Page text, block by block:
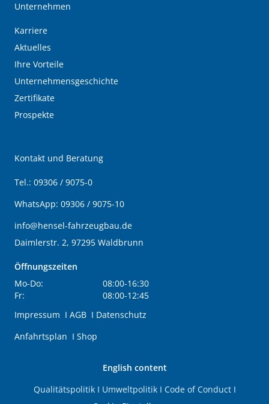
Unternehmen
Karriere
Aktuelles
Ihre Vorteile
Unternehmensgeschichte
Zertifikate
Prospekte
Kontakt und Beratung
Tel.: 09306 / 9075-0
WhatsApp: 09306 / 9075-10
info@hensel-fahrzeugbau.de
Daimlerstr. 2, 97295 Waldbrunn
Öffnungszeiten
Mo-Do:
08:00-16:30
Fr:
08:00-12:45
Impressum I AGB I Datenschutz
Anfahrtsplan I Shop
English content
QualitätspolitikI UmweltpolitikI Code of ConductI